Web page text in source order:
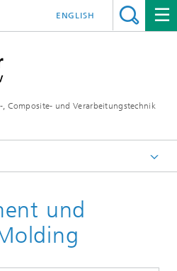
Composite- und Verarbeitungstechnik
ENGLISH
und